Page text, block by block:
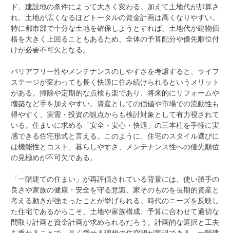
ド、建設地の条件によって大きく変わる。加えて土地代が加算さ
れ、土地が広くなるほどトータルの資金計画は高くなりやすい。
特に都市部で十分な土地を確保しようとすれば、土地代が建物価
格を大きく上回ることもあるため、全体の予算配分や優先順位付
けが必要不可欠となる。
バリアフリー性やメンテナンスのしやすさを考慮すると、ライフ
ステージが変わっても長く快適に住み続けられるというメリット
がある。掃除や定期的な点検も楽であり、将来的にリフォームや
増築など手を加えやすい。資産としての価値や市場での流動性も
得やすく、実需・投資の観点からも検討対象として有力視されて
いる。住まいに求める「安全・安心・快適」の三本柱を手軽に実
感できる住宅形式と言える。このように、住宅のスタイル選びに
は機能性とコスト、暮らしやすさ、メンテナンス性への優先順位
の見極めが不可欠である。
「一階建ての住まい」が再評価されている背景には、使い勝手の
良さや家族の健康・安全を守る意識、家そのものを長期的資産と
考える動きが強まったことが挙げられる。時代のニーズを反映し
た住宅であるからこそ、土地や家族構成、予算に合わせて適切な
間取り計画と資金計画が求められるだろう。計画的な選択と工夫